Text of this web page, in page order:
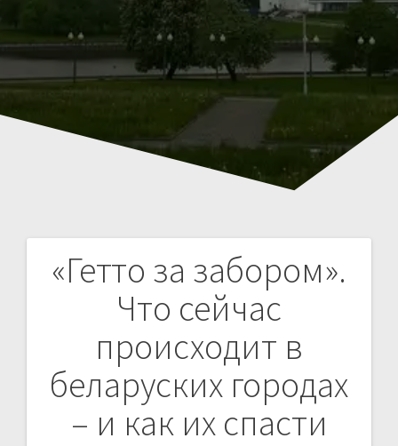
«Гетто за забором».
Что сейчас
происходит в
беларуских городах
– и как их спасти
Навигация
записям